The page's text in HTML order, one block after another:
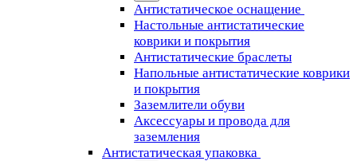
Антистатическое оснащение
Настольные антистатические
коврики и покрытия
Антистатические браслеты
Напольные антистатические коврики
и покрытия
Заземлители обуви
Аксессуары и провода для
заземления
Антистатическая упаковка